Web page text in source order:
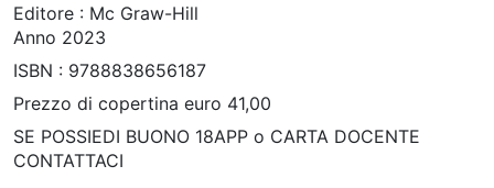
Editore : Mc Graw-Hill
Anno 2023
ISBN : 9788838656187
Prezzo di copertina euro 41,00
SE POSSIEDI BUONO 18APP o CARTA DOCENTE
CONTATTACI